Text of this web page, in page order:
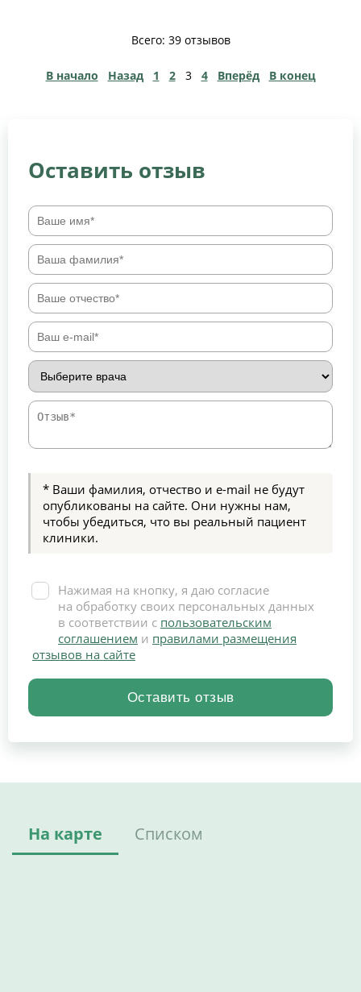
Всего: 39 отзывов
В начало Назад 1 2 3 4 Вперёд В конец
Оставить отзыв
* Ваши фамилия, отчество и e-mail не будут
опубликованы на сайте. Они нужны нам,
чтобы убедиться, что вы реальный пациент
клиники.
Нажимая на кнопку, я даю согласие
на обработку своих персональных данных
в соответствии с пользовательским
соглашением и правилами размещения
отзывов на сайте
На карте Списком